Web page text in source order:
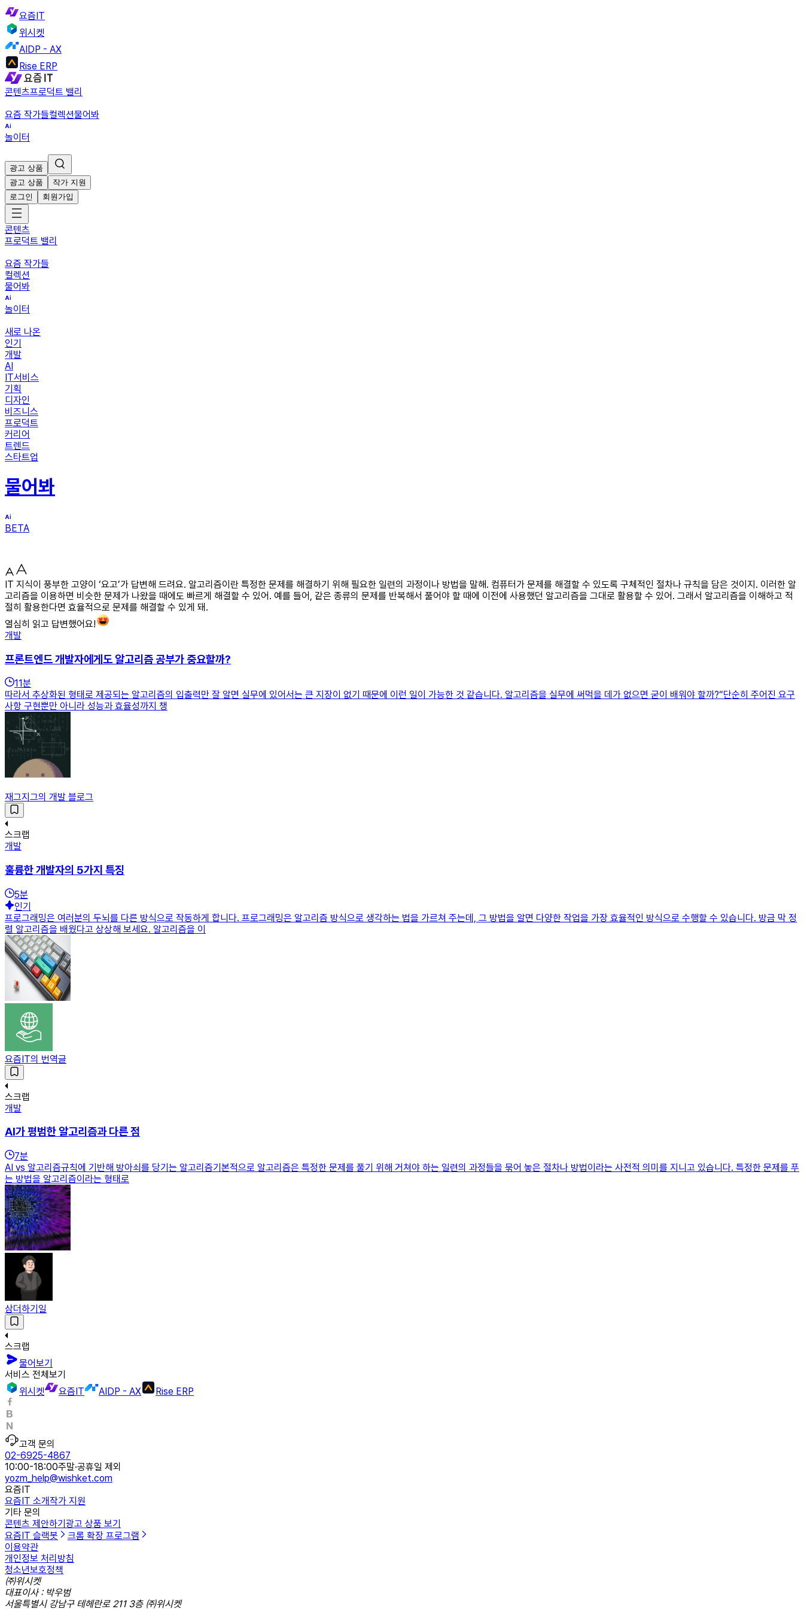
요즘IT
위시켓
AIDP - AX
Rise ERP
콘텐츠프로덕트 밸리
요즘 작가들컬렉션물어봐
놀이터
광고 상품
광고 상품
작가 지원
로그인
회원가입
콘텐츠
프로덕트 밸리
요즘 작가들
컬렉션
물어봐
놀이터
새로 나온
인기
개발
AI
IT서비스
기획
디자인
비즈니스
프로덕트
커리어
트렌드
스타트업
물어봐
BETA
IT 지식이 풍부한 고양이 ‘요고’가 답변해 드려요. 알고리즘이란 특정한 문제를 해결하기 위해 필요한 일련의 과정이나 방법을 말해. 컴퓨터가 문제를 해결할 수 있도록 구체적인 절차나 규칙을 담은 것이지. 이러한 알
고리즘을 이용하면 비슷한 문제가 나왔을 때에도 빠르게 해결할 수 있어. 예를 들어, 같은 종류의 문제를 반복해서 풀어야 할 때에 이전에 사용했던 알고리즘을 그대로 활용할 수 있어. 그래서 알고리즘을 이해하고 적
절히 활용한다면 효율적으로 문제를 해결할 수 있게 돼.
열심히 읽고 답변했어요!
개발
프론트엔드 개발자에게도 알고리즘 공부가 중요할까?
11분
따라서 추상화된 형태로 제공되는 알고리즘의 입출력만 잘 알면 실무에 있어서는 큰 지장이 없기 때문에 이런 일이 가능한 것 같습니다. 알고리즘을 실무에 써먹을 데가 없으면 굳이 배워야 할까?“단순히 주어진 요구
사항 구현뿐만 아니라 성능과 효율성까지 챙
재그지그의 개발 블로그
스크랩
개발
훌륭한 개발자의 5가지 특징
5분
인기
프로그래밍은 여러분의 두뇌를 다른 방식으로 작동하게 합니다. 프로그래밍은 알고리즘 방식으로 생각하는 법을 가르쳐 주는데, 그 방법을 알면 다양한 작업을 가장 효율적인 방식으로 수행할 수 있습니다. 방금 막 정
렬 알고리즘을 배웠다고 상상해 보세요. 알고리즘을 이
요즘IT의 번역글
스크랩
개발
AI가 평범한 알고리즘과 다른 점
7분
AI vs 알고리즘규칙에 기반해 방아쇠를 당기는 알고리즘기본적으로 알고리즘은 특정한 문제를 풀기 위해 거쳐야 하는 일련의 과정들을 묶어 놓은 절차나 방법이라는 사전적 의미를 지니고 있습니다. 특정한 문제를 푸
는 방법을 알고리즘이라는 형태로
삼더하기일
스크랩
물어보기
서비스 전체보기
위시켓
요즘IT AIDP - AX Rise ERP
고객 문의
02-6925-4867
10:00-18:00주말·공휴일 제외
yozm_help@wishket.com
요즘IT
요즘IT 소개작가 지원
기타 문의
콘텐츠 제안하기 광고 상품 보기
요즘IT 슬랙봇
크롬 확장 프로그램
이용약관
개인정보 처리방침
청소년보호정책
㈜위시켓
대표이사 : 박우범
서울특별시 강남구 테헤란로 211 3층 ㈜위시켓